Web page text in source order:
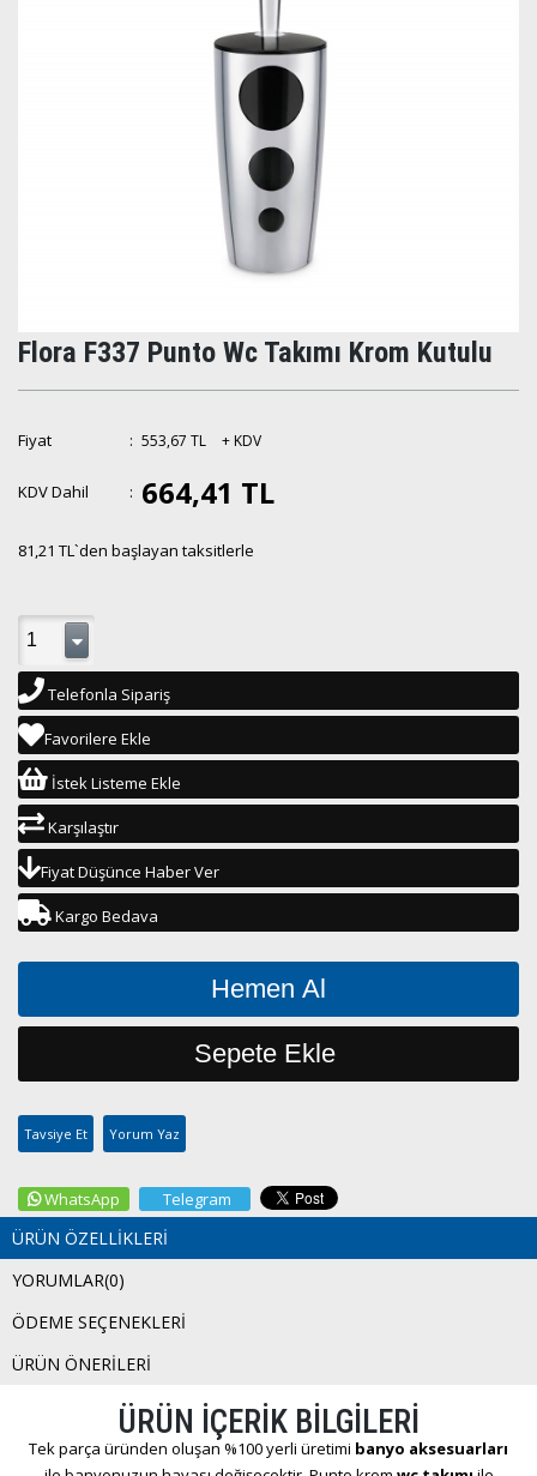
Flora F337 Punto Wc Takımı Krom Kutulu
Fiyat : 553,67 TL + KDV
KDV Dahil : 664,41 TL
81,21 TL`den başlayan taksitlerle
Telefonla Sipariş
Favorilere Ekle
İstek Listeme Ekle
Karşılaştır
Fiyat Düşünce Haber Ver
Kargo Bedava
Tavsiye Et Yorum Yaz
WhatsApp Telegram
ÜRÜN ÖZELLIKLERI
YORUMLAR(0)
ÖDEME SEÇENEKLERI
ÜRÜN ÖNERILERI
ÜRÜN İÇERİK BİLGİLERİ
Tek parça üründen oluşan %100 yerli üretimi banyo aksesuarları